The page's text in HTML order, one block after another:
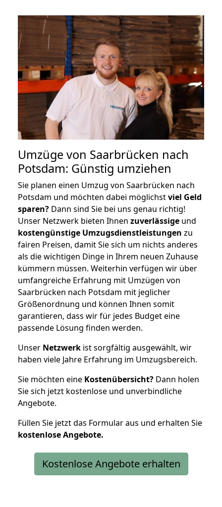
Umzüge von Saarbrücken nach
Potsdam: Günstig umziehen
Sie planen einen Umzug von Saarbrücken nach
Potsdam und möchten dabei möglichstviel Geld
sparen? Dann sind Sie bei uns genau richtig!
Unser Netzwerk bieten Ihnen zuverlässige und
kostengünstige Umzugsdienstleistungen zu
fairen Preisen, damit Sie sich um nichts anderes
als die wichtigen Dinge in Ihrem neuen Zuhause
kümmern müssen. Weiterhin verfügen wir über
umfangreiche Erfahrung mit Umzügen von
Saarbrücken nach Potsdam mit jeglicher
Größenordnung und können Ihnen somit
garantieren, dass wir für jedes Budget eine
passende Lösung finden werden.
Unser Netzwerk ist sorgfältig ausgewählt, wir
haben viele Jahre Erfahrung im Umzugsbereich.
Sie möchten eine Kostenübersicht? Dann holen
Sie sich jetzt kostenlose und unverbindliche
Angebote.
Füllen Sie jetzt das Formular aus und erhalten Sie
kostenloseAngebote.
Kostenlose Angebote erhalten